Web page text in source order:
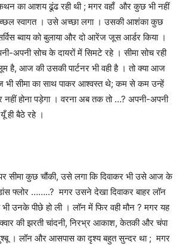
का आशय ढूंढ रही थी ; मगर वहाँ और कुछ भी नहीं
स्वागत । उसे अच्छा लगा । उसकी आशंका कुछ
ब्वाय को बुलाया और दो आरेंज जूस आर्डर किया ।
अपनी सोच के दायरों में सिमटे रहे । सीमा सोच रही
है, आज की उसकी पार्टनर भी वही है । तो क्या आज
सीमा का साथ पाकर आश्वस्त थे;कम से कम उन्हें
होना पड़ेगा । वरना अब तक तो …? अपनी-अपनी
ही बैठे रहे ।
सीमा कुछ चौंकी,उसे लगा कि दिवाकर भी उसे आज के
फ्लोर ……..? मगरउसने देखा दिवाकर बाहर लॉन
भी उनके पीछे हो ली । लॉन में फिर वही मौन ?मगर यह
की झरती चांदनी,निरभ्र आकाश,केतकी और चंपा
। लॉन और आसपास का दृश्य बहुत सुन्दर था;मगर